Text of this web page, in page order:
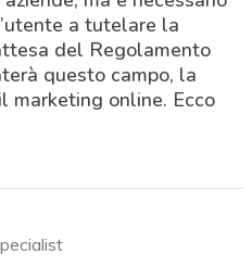
a tutelare la
del Regolamento
questo campo, la
marketing online. Ecco